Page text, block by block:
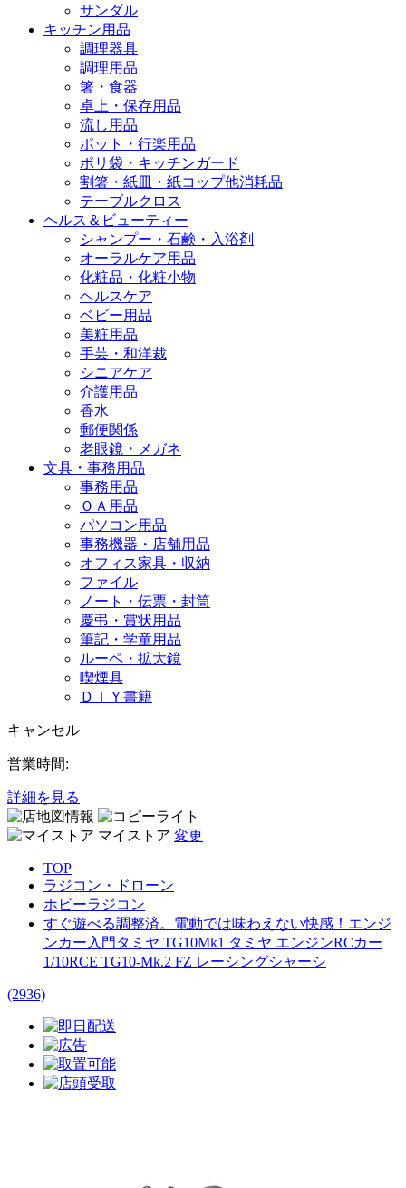
サンダル
キッチン用品
調理器具
調理用品
箸・食器
卓上・保存用品
流し用品
ポット・行楽用品
ポリ袋・キッチンガード
割箸・紙皿・紙コップ他消耗品
テーブルクロス
ヘルス＆ビューティー
シャンプー・石鹸・入浴剤
オーラルケア用品
化粧品・化粧小物
ヘルスケア
ベビー用品
美粧用品
手芸・和洋裁
シニアケア
介護用品
香水
郵便関係
老眼鏡・メガネ
文具・事務用品
事務用品
ＯＡ用品
パソコン用品
事務機器・店舗用品
オフィス家具・収納
ファイル
ノート・伝票・封筒
慶弔・賞状用品
筆記・学童用品
ルーペ・拡大鏡
喫煙具
ＤＩＹ書籍
キャンセル
営業時間:
詳細を見る
マイストア 変更
TOP
ラジコン・ドローン
ホビーラジコン
すぐ遊べる調整済。電動では味わえない快感！エンジ
ンカー入門タミヤ TG10Mk1 タミヤ エンジンRCカー
1/10RCE TG10-Mk.2 FZ レーシングシャーシ
(2936)